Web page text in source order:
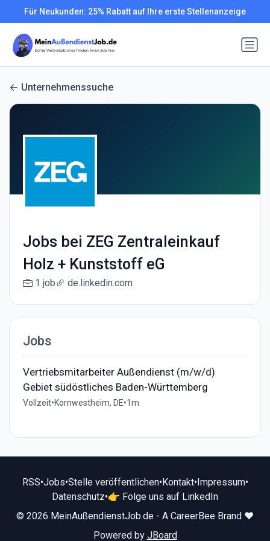
Für Neukunden: 25% Rabatt auf Ihre erste Stellenanzeige
Unternehmenssuche
Jobs bei ZEG Zentraleinkauf
Holz + Kunststoff eG
1 job de.linkedin.com
Jobs
Vertriebsmitarbeiter Außendienst (m/w/d)
Gebiet südöstliches Baden-Württemberg
Vollzeit•Kornwestheim, DE•1m
RSS•Jobs•Stelle veröffentlichen•Kontakt•Impressum•
Datenschutz•👉 Folge uns auf LinkedIn
© 2026 MeinAußendienstJob.de - A CareerBee Brand ❤️
Powered by JBoard